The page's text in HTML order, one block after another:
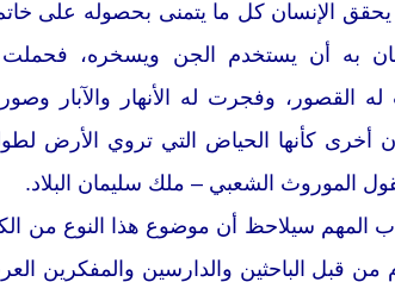
الإنسان كل ما يتمنى بحصوله على
به أن يستخدم الجن ويسخره،
له القصور، وفجرت له الأنهار والآبار
أخرى كأنها الحياض التي تروي الأرض
الموروث الشعبي – ملك سليمان البلاد.
المهم سيلاحظ أن موضوع هذا النوع من
من قبل الباحثين والدارسين والمفكرين